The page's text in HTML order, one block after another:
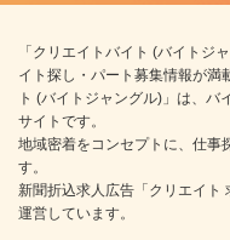
「クリエイトバイト (バイトジ
イト探し・パート募集情報が満
ト (バイトジャングル)」は、
サイトです。
地域密着をコンセプトに、仕事
す。
新聞折込求人広告「クリエイト
運営しています。